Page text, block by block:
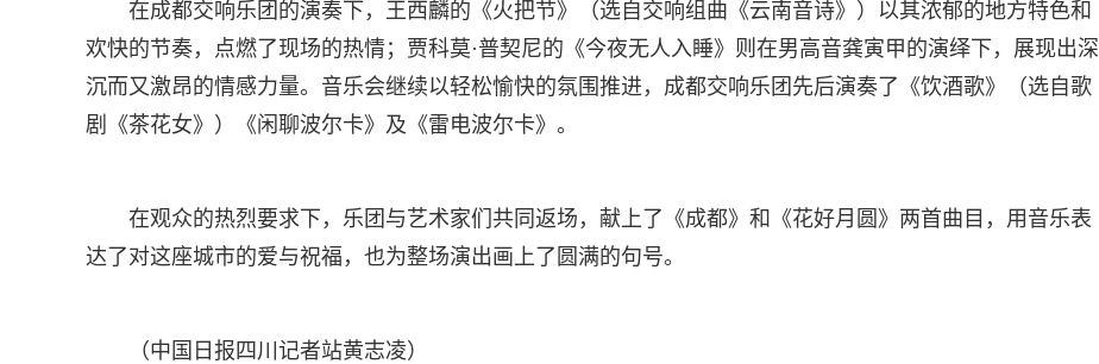
在成都交响乐团的演奏下，王西麟的《火把节》（选自交响组曲《云南音诗》）以其浓郁的地方特色和
欢快的节奏，点燃了现场的热情；贾科莫·普契尼的《今夜无人入睡》则在男高音龚寅甲的演绎下，展现出深
沉而又激昂的情感力量。音乐会继续以轻松愉快的氛围推进，成都交响乐团先后演奏了《饮酒歌》（选自歌
剧《茶花女》）《闲聊波尔卡》及《雷电波尔卡》。
在观众的热烈要求下，乐团与艺术家们共同返场，献上了《成都》和《花好月圆》两首曲目，用音乐表
达了对这座城市的爱与祝福，也为整场演出画上了圆满的句号。
（中国日报四川记者站黄志凌）